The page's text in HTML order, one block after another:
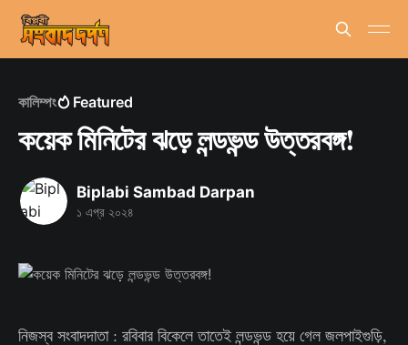
কালিম্পং Featured
কয়েক মিনিটের ঝড়়ে লন্ডভন্ড উত্তরবঙ্গ!
Biplabi Sambad Darpan
১ এপ্র ২০২৪
নিজস্ব সংবাদদাতা : রবিবার বিকেলে তাতেই লন্ডভন্ড হয়ে গেল জলপাইগুড়ি,